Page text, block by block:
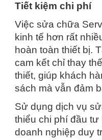
Tiết kiệm chi phí
Việc sửa chữa
kinh tế hơn rất
hoàn toàn thiết bị.
cam kết chỉ thay
thiết, giúp khách
sách mà vẫn đảm
Sử dụng dịch vụ
thiểu chi phí đầu
doanh nghiệp duy